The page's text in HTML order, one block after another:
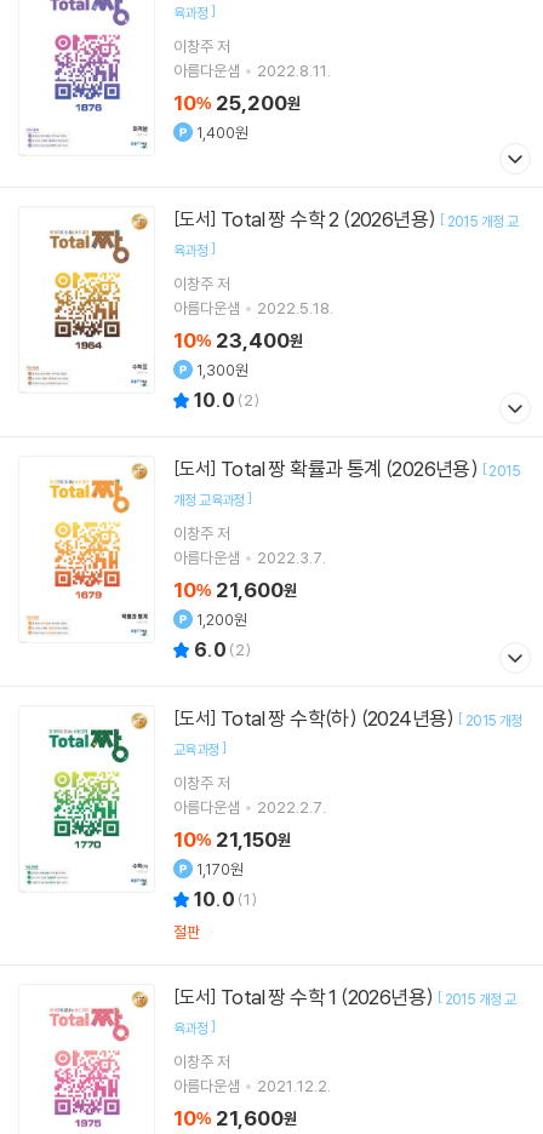
육과정 ]
이창주저
아름다운샘
2022.8.11.
10% 25,200원
1,400원
[도서] Total 짱 수학 2 (2026년용) [ 2015 개정 교
육과정 ]
이창주저
아름다운샘
2022.5.18.
10% 23,400원
1,300원
10.0 (2)
[도서] Total 짱 확률과 통계 (2026년용) [2015
개정 교육과정 ]
이창주 저
아름다운샘
2022.3.7.
10% 21,600원
1,200원
6.0 (2)
[도서] Total 짱 수학(하) (2024년용) [ 2015 개정
교육과정 ]
이창주 저
아름다운샘
2022.2.7.
10% 21,150원
1,170원
10.0 (1)
절판
[도서] Total 짱 수학 1 (2026년용) [ 2015 개정 교
육과정 ]
이창주 저
아름다운샘
2021.12.2.
10% 21,600원